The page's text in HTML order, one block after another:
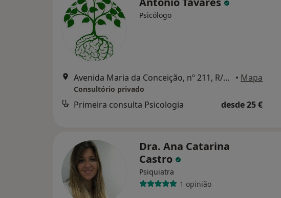
Psicólogo
Avenida Maria da Conceição, nº 211, R/C Esq. - Carcavelos, Lisboa • Mapa
Consultório privado
Primeira consulta Psicologia desde 25 €
Dra. Ana Catarina
Castro
Psiquiatra
1 opinião